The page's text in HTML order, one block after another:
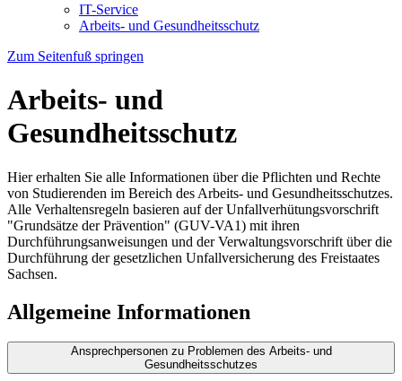
IT-Service
Arbeits- und Gesundheitsschutz
Zum Seitenfuß springen
Arbeits- und
Gesundheitsschutz
Hier erhalten Sie alle Informationen über die Pflichten und Rechte
von Studierenden im Bereich des Arbeits- und Gesundheitsschutzes.
Alle Verhaltensregeln basieren auf der Unfallverhütungsvorschrift
"Grundsätze der Prävention" (GUV-VA1) mit ihren
Durchführungsanweisungen und der Verwaltungsvorschrift über die
Durchführung der gesetzlichen Unfallversicherung des Freistaates
Sachsen.
Allgemeine Informationen
Ansprechpersonen zu Problemen des Arbeits- und
Gesundheitsschutzes